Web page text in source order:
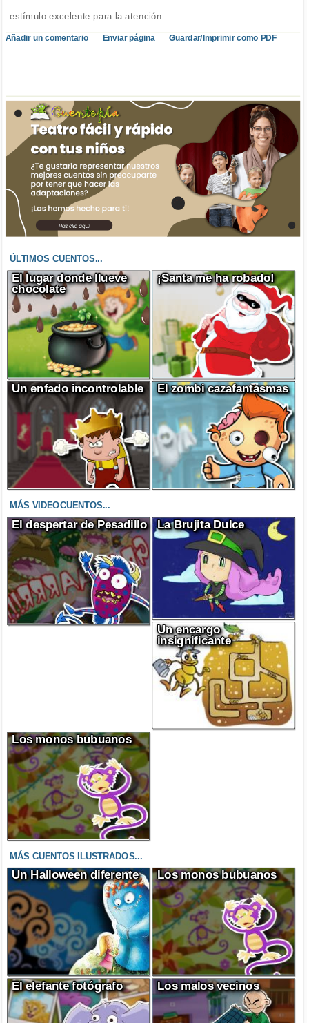
estímulo excelente para la atención.
Añadir un comentario Enviar página Guardar/Imprimir como PDF
ÚLTIMOS CUENTOS...
El lugar donde llueve
chocolate
¡Santa me ha robado!
Un enfado incontrolable El zombi cazafantasmas
MÁS VIDEOCUENTOS...
El despertar de Pesadillo La Brujita Dulce
Un encargo
insignificante
Los monos bubuanos
MÁS CUENTOS ILUSTRADOS...
Un Halloween diferente Los monos bubuanos
El elefante fotógrafo Los malos vecinos